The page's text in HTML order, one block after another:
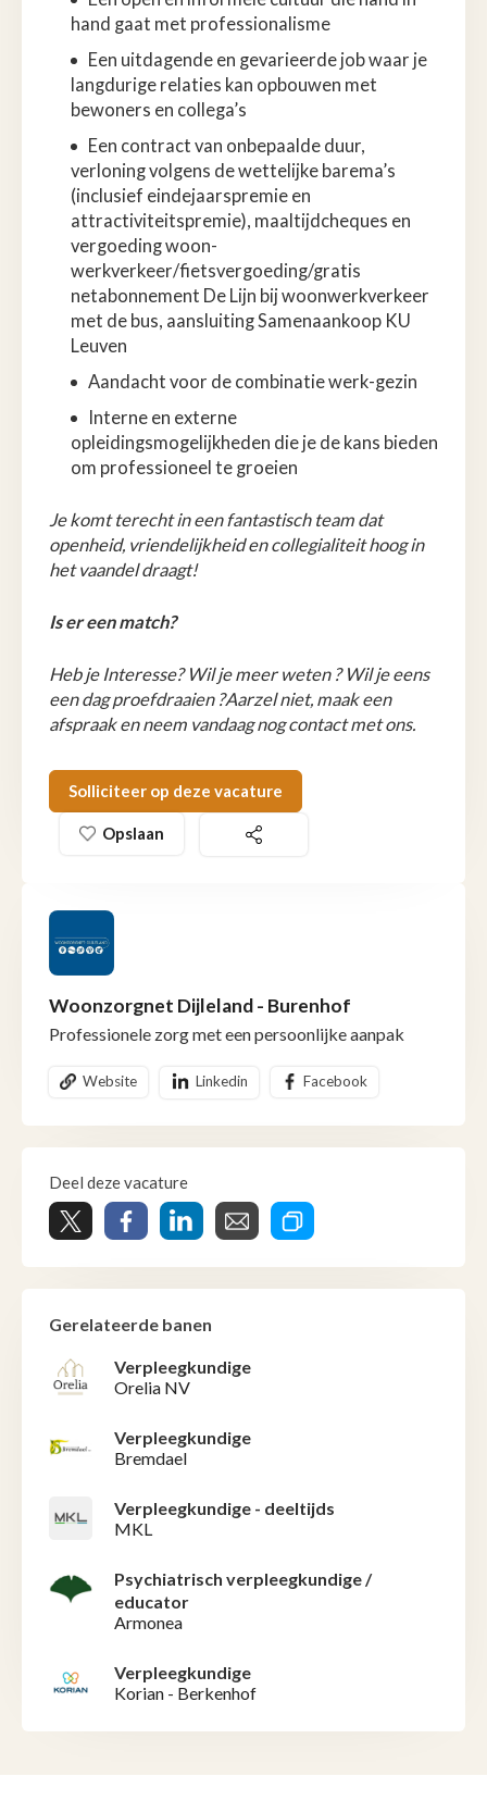
hand gaat met professionalisme
Een uitdagende en gevarieerde job waar je
langdurige relaties kan opbouwen met
bewoners en collega’s
Een contract van onbepaalde duur,
verloning volgens de wettelijke barema’s
(inclusief eindejaarspremie en
attractiviteitspremie), maaltijdcheques en
vergoeding woon-
werkverkeer/fietsvergoeding/gratis
netabonnement De Lijn bij woonwerkverkeer
met de bus, aansluiting Samenaankoop KU
Leuven
Aandacht voor de combinatie werk-gezin
Interne en externe
opleidingsmogelijkheden die je de kans bieden
om professioneel te groeien
Je komt terecht in een fantastisch team dat
openheid, vriendelijkheid en collegialiteit hoog in
het vaandel draagt!
Is er een match?
Heb je Interesse? Wil je meer weten ? Wil je eens
een dag proefdraaien ?Aarzel niet, maak een
afspraak en neem vandaag nog contact met ons.
Solliciteer op deze vacature
Opslaan
Woonzorgnet Dijleland - Burenhof
Professionele zorg met een persoonlijke aanpak
Website Linkedin Facebook
Deel deze vacature
Gerelateerde banen
Verpleegkundige
Orelia NV
Verpleegkundige
Bremdael
Verpleegkundige - deeltijds
MKL
Psychiatrisch verpleegkundige /
educator
Armonea
Verpleegkundige
Korian - Berkenhof